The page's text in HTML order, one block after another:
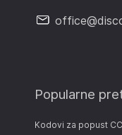
Popularne
Kodovi za popust